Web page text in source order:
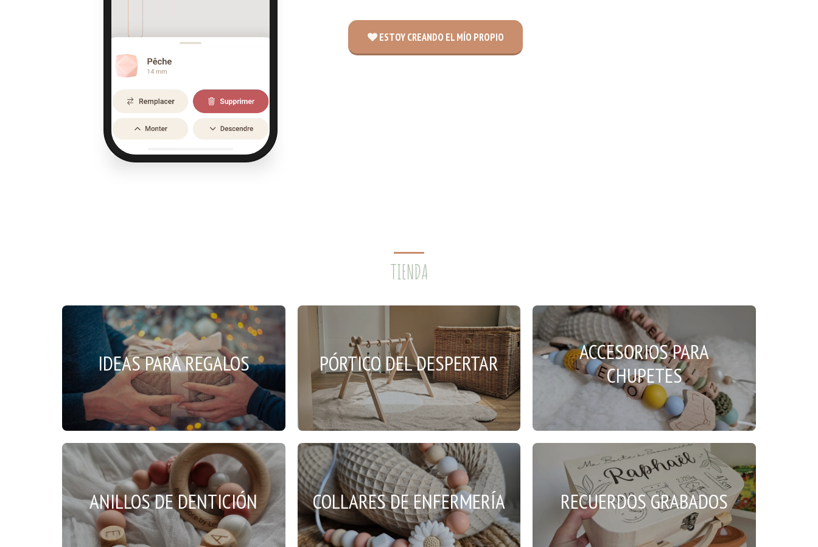
ESTOY CREANDO EL MÍO PROPIO
TIENDA
IDEAS PARA REGALOS PÓRTICO DEL DESPERTAR
ACCESORIOS PARA
CHUPETES
ANILLOS DE DENTICIÓN COLLARES DE ENFERMERÍA RECUERDOS GRABADOS